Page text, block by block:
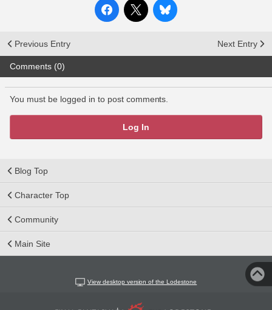
Previous Entry Next Entry
Comments (0)
You must be logged in to post comments.
Log In
Blog Top
Character Top
Community
Main Site
View desktop version of the Lodestone